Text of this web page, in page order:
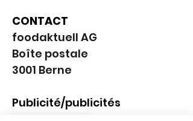
CONTACT
foodaktuell AG
Boîte postale
3001 Berne
Publicité/publicités